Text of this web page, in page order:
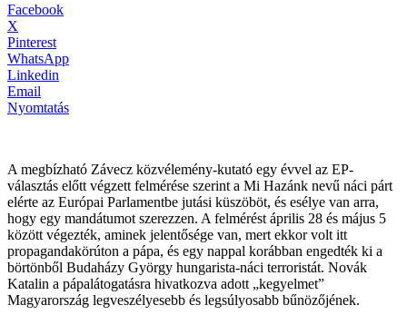
Facebook
X
Pinterest
WhatsApp
Linkedin
Email
Nyomtatás
A megbízható Závecz közvélemény-kutató egy évvel az EP-
választás előtt végzett felmérése szerint a Mi Hazánk nevű náci párt
elérte az Európai Parlamentbe jutási küszöböt, és esélye van arra,
hogy egy mandátumot szerezzen. A felmérést április 28 és május 5
között végezték, aminek jelentősége van, mert ekkor volt itt
propagandakörúton a pápa, és egy nappal korábban engedték ki a
börtönből Budaházy György hungarista-náci terroristát. Novák
Katalin a pápalátogatásra hivatkozva adott „kegyelmet”
Magyarország legveszélyesebb és legsúlyosabb bűnözőjének.